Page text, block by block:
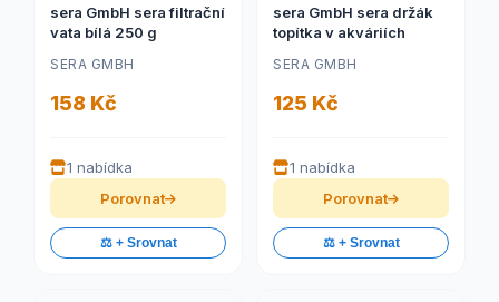
sera GmbH sera filtrační
vata bílá 250 g
SERA GMBH
158 Kč
1 nabídka
Porovnat
⚖️ + Srovnat
sera GmbH sera držák
topítka v akváriích
SERA GMBH
125 Kč
1 nabídka
Porovnat
⚖️ + Srovnat